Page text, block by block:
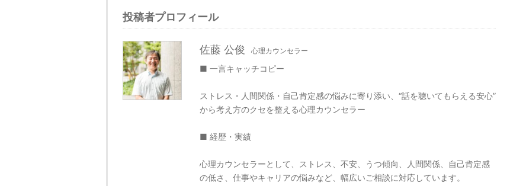
投稿者プロフィール
佐藤 公俊 心理カウンセラー
■ 一言キャッチコピー
ストレス・人間関係・自己肯定感の悩みに寄り添い、“話を聴いてもらえる安心”
から考え方のクセを整える心理カウンセラー
■ 経歴・実績
心理カウンセラーとして、ストレス、不安、うつ傾向、人間関係、自己肯定感
の低さ、仕事やキャリアの悩みなど、幅広いご相談に対応しています。